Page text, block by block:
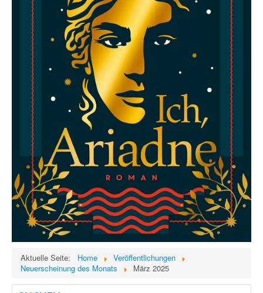
Aktuelle Seite: Home
Veröffentlichungen
Neuerscheinung des Monats
März 2025